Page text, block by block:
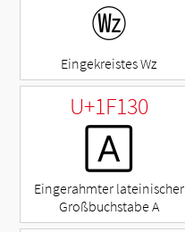
🄮
Eingekreistes Wz
U+1F130
🄰
Eingerahmter lateinischer
Großbuchstabe A